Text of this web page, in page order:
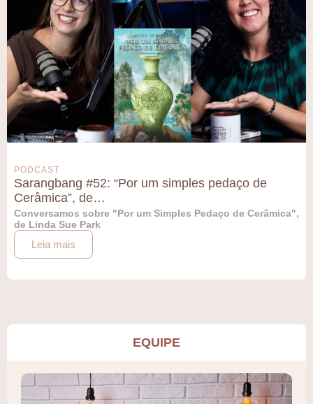
PODCAST
Sarangbang #52: “Por um simples pedaço de
Cerâmica”, de…
Conversamos sobre "Por um Simples Pedaço de Cerâmica",
de Linda Sue Park
Leia mais
EQUIPE